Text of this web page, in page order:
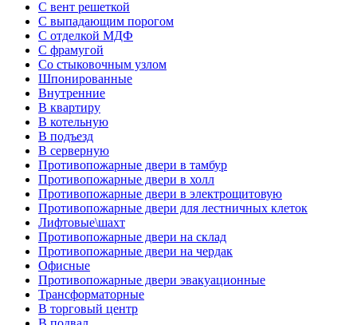
С вент решеткой
С выпадающим порогом
С отделкой МДФ
С фрамугой
Со стыковочным узлом
Шпонированные
Внутренние
В квартиру
В котельную
В подъезд
В серверную
Противопожарные двери в тамбур
Противопожарные двери в холл
Противопожарные двери в электрощитовую
Противопожарные двери для лестничных клеток
Лифтовые\шахт
Противопожарные двери на склад
Противопожарные двери на чердак
Офисные
Противопожарные двери эвакуационные
Трансформаторные
В торговый центр